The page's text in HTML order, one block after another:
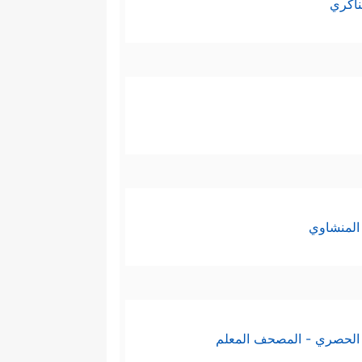
الحصري - المصحف المعلم